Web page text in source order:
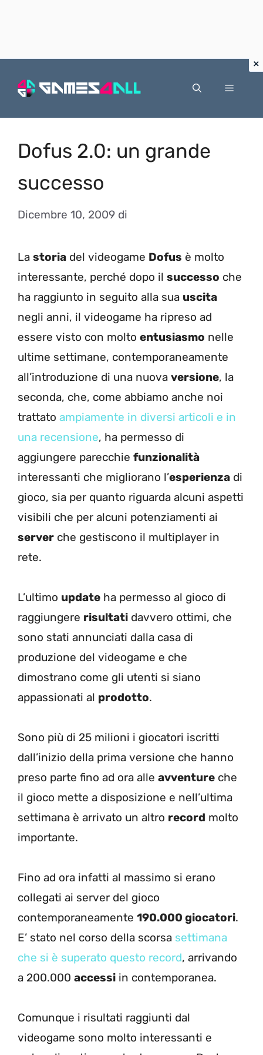
Menu
Dofus 2.0: un grande
successo
Dicembre 10, 2009 di
La storia del videogame Dofus è molto
interessante, perché dopo il successo che
ha raggiunto in seguito alla sua uscita
negli anni, il videogame ha ripreso ad
essere visto con molto entusiasmo nelle
ultime settimane, contemporaneamente
all’introduzione di una nuova versione, la
seconda, che, come abbiamo anche noi
trattato ampiamente in diversi articoli e in
una recensione, ha permesso di
aggiungere parecchie funzionalità
interessanti che migliorano l’esperienza di
gioco, sia per quanto riguarda alcuni aspetti
visibili che per alcuni potenziamenti ai
server che gestiscono il multiplayer in
rete.
L’ultimo update ha permesso al gioco di
raggiungere risultati davvero ottimi, che
sono stati annunciati dalla casa di
produzione del videogame e che
dimostrano come gli utenti si siano
appassionati al prodotto.
Sono più di 25 milioni i giocatori iscritti
dall’inizio della prima versione che hanno
preso parte fino ad ora alle avventure che
il gioco mette a disposizione e nell’ultima
settimana è arrivato un altro record molto
importante.
Fino ad ora infatti al massimo si erano
collegati ai server del gioco
contemporaneamente 190.000 giocatori.
E’ stato nel corso della scorsa settimana
che si è superato questo record, arrivando
a 200.000 accessi in contemporanea.
Comunque i risultati raggiunti dal
videogame sono molto interessanti e